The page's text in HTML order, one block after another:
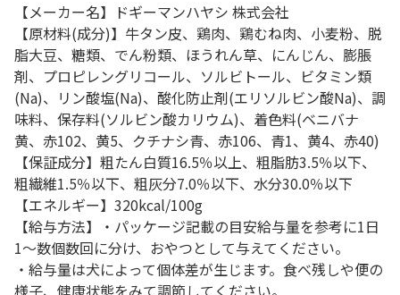
【メーカー名】ドギーマンハヤシ 株式会社
【原材料(成分)】牛タン皮、鶏肉、鶏むね肉、小麦粉、脱
脂大豆、糖類、でん粉類、ほうれん草、にんじん、膨脹
剤、プロピレングリコール、ソルビトール、ビタミン類
(Na)、リン酸塩(Na)、酸化防止剤(エリソルビン酸Na)、調
味料、保存料(ソルビン酸カリウム)、着色料(ベニバナ
黄、赤102、黄5、クチナシ青、赤106、青1、黄4、赤40)
【保証成分】粗たん白質16.5％以上、粗脂肪3.5％以下、
粗繊維1.5％以下、粗灰分7.0％以下、水分30.0％以下
【エネルギー】320kcal/100g
【給与方法】・パッケージ記載の目安給与量を参考に1日
1～数個数回に分け、おやつとして与えてください。
・給与量は犬によって個体差が生じます。食べ残しや便の
様子、健康状態をみて調節してください。